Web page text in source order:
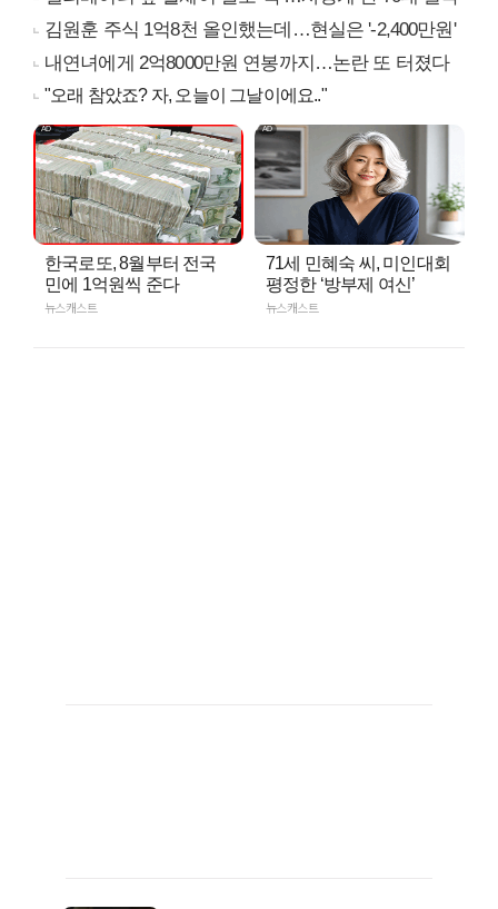
김원훈 주식 1억8천 올인했는데…현실은 '-2,400만원'
내연녀에게 2억8000만원 연봉까지…논란 또 터졌다
"오래 참았죠? 자, 오늘이 그날이에요.."
한국로또, 8월부터 전국
민에 1억원씩 준다
뉴스캐스트
71세 민혜숙 씨, 미인대회
평정한 ‘방부제 여신’
뉴스캐스트